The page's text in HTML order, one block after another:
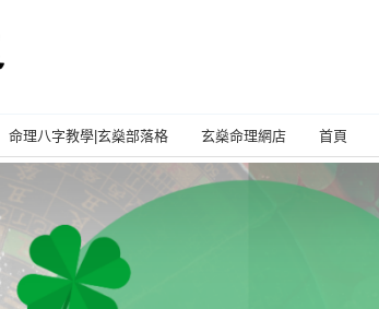
命理八字教學|玄燊部落格 玄燊命理網店 首頁